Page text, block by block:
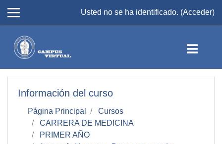
Usted no se ha identificado. (Acceder)
Información del curso
Página Principal
Cursos
CARRERA DE MEDICINA
PRIMER AÑO